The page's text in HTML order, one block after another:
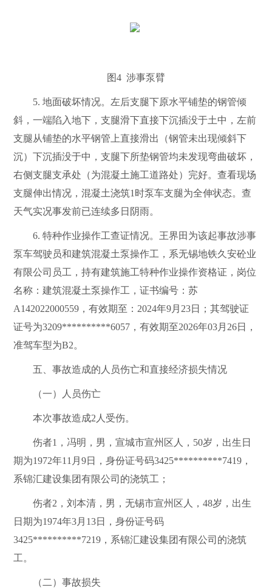
图4 涉事泵臂
5.地面破坏情况。左后支腿下原水平铺垫的钢管倾
斜，一端陷入地下，支腿滑下直接下沉插没于土中，左前
支腿从铺垫的水平钢管上直接滑出（钢管未出现倾斜下
沉）下沉插没于中，支腿下所垫钢管均未发现弯曲破坏，
右侧支腿支承处（为混凝土施工道路处）完好。查看现场
支腿伸出情况，混凝土浇筑1 时泵车支腿为全伸状态。查
天气实况事发前已连续多日阴雨。
6.特种作业操作工查证情况。 王界田为该起事故涉事
泵车驾驶员和建筑混凝土泵操作工 ，系无锡地铁久安砼业
有限公司员工 ，持有建筑施工特种作业操作资格证，岗位
名称：建筑混凝土泵操作工，证书编号：苏
A142022000559 ，有效期至： 2024年9月 23日；其驾驶证
证号为3209**********6057 ，有效期至2026年03月 26日，
准驾车型为B2。
五、事故造成的人员伤亡和直接经济损失情况
（一）人员伤亡
本次事故造成2 人受伤。
伤者1 ，冯明，男，宣城市宣州区人 ， 50岁，出生日
期为1972年11 月9日 ，身份证号码3425**********7419 ，
系锦汇建设集团有限公司的浇筑工；
伤者2 ，刘本清，男，无锡市宣州区 人，48岁，出生
日期为1974年3月 13日 ，身份证号码
3425**********7219 ，系锦汇建设集团有限公司的浇筑
工。
（二）事故损失